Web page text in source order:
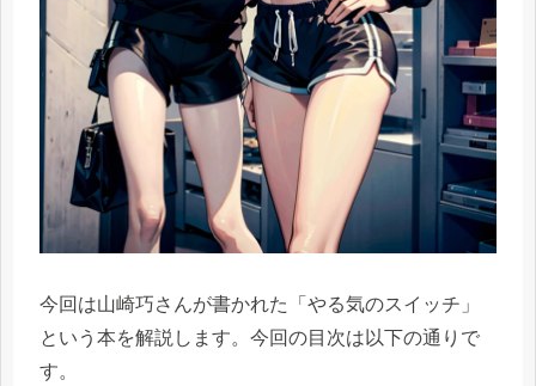
今回は山崎巧さんが書かれた「やる気のスイッチ」
という本を解説します。今回の目次は以下の通りで
す。